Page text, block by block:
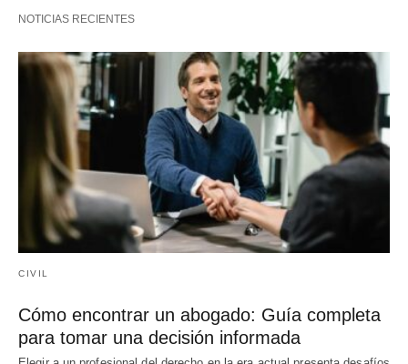
NOTICIAS RECIENTES
CIVIL
Cómo encontrar un abogado: Guía completa
para tomar una decisión informada